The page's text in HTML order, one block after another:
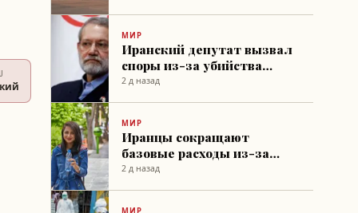
МИР
Иранский депутат вызвал
споры из-за убийства
Израилем Али Лариджани
2 д назад
МИР
Иранцы сокращают
базовые расходы из-за
экономического кризиса
2 д назад
МИР